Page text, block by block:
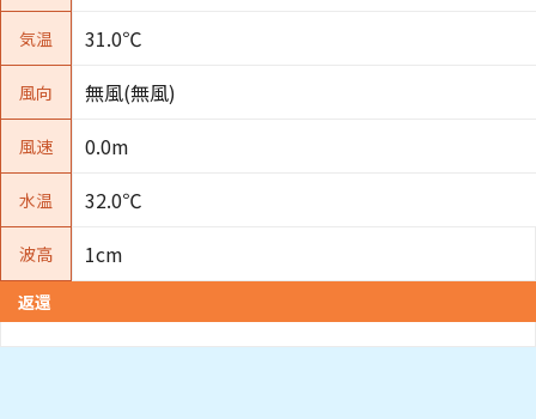
気温 31.0℃
風向 無風(無風)
風速 0.0m
水温 32.0℃
波高 1cm
返還